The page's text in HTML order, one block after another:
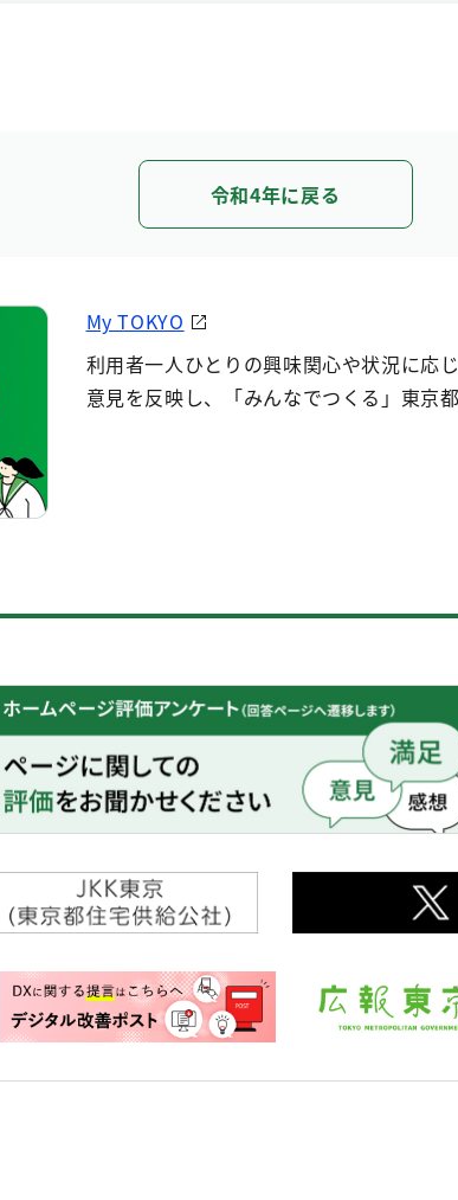
令和4年に戻る
My TOKYO
利用者一人ひとりの興味関心や状況に応
意見を反映し、「みんなでつくる」東京